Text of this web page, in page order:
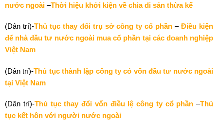
nước ngoài –Thời hiệu khởi kiện về chia di sản thừa kế
(Dân trí)-Thủ tục thay đổi trụ sở công ty cổ phần –Điều kiện
để nhà đầu tư nước ngoài mua cổ phần tại các doanh nghiệp
Việt Nam
(Dân trí)-Thủ tục thành lập công ty có vốn đầu tư nước ngoài
tại Việt Nam
(Dân trí)-Thủ tục thay đổi vốn điều lệ công ty cổ phần –Thủ
tục kết hôn với người nước ngoài